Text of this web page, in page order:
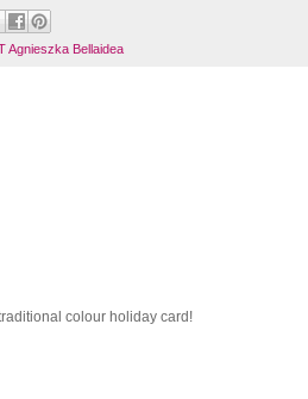
Agnieszka Bellaidea
colour holiday card!